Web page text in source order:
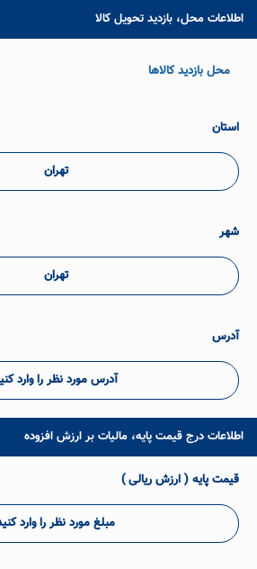
اطلاعات محل، بازدید تحویل کالا
محل بازدید کالاها
استان
تهران
شهر
تهران
آدرس
آدرس مورد نظر را وارد
اطلاعات درج قیمت پایه، مالیات بر ارزش افزوده
قیمت پایه ( ارزش ریالی )
مبلغ مورد نظر را وارد